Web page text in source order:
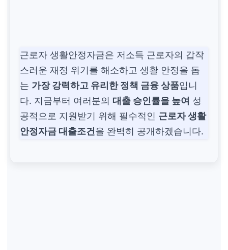
근로자 생활안정자금은 저소득 근로자의 갑작
스러운 재정 위기를 해소하고 생활 안정을 돕
는 가장 강력하고 유리한 정책 금융 상품입니
다. 지금부터 여러분의 대출 승인률을 높여 성
공적으로 지원받기 위해 필수적인 근로자 생활
안정자금 대출조건을 완벽히 공개하겠습니다.